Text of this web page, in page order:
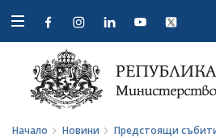
Open
navigation
Начало Новини Предстоящи